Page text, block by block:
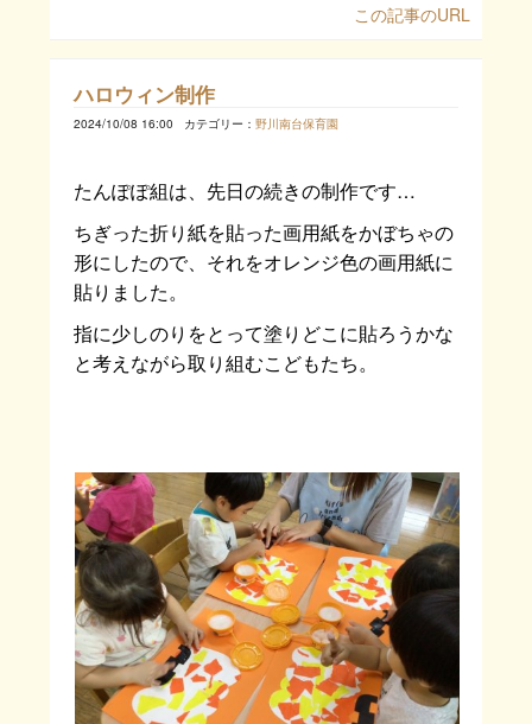
この記事のURL
ハロウィン制作
2024/10/08 16:00 カテゴリー： 野川南台保育園
たんぽぽ組は、先日の続きの制作です…
ちぎった折り紙を貼った画用紙をかぼちゃの
形にしたので、それをオレンジ色の画用紙に
貼りました。
指に少しのりをとって塗りどこに貼ろうかな
と考えながら取り組むこどもたち。